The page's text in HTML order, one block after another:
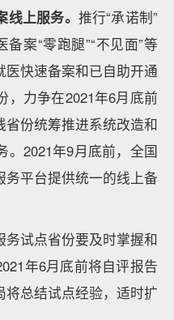
线上服务。 推行“承诺制”
案“零跑腿”“不见面”等
快速备案和已自助开通
，力争在2021年6月底前
份统筹推进系统改造和
。2021年9月底前，全国
平台提供统一的线上备
试点省份要及时掌握和
年6月底前将自评报告
总结试点经验，适时扩